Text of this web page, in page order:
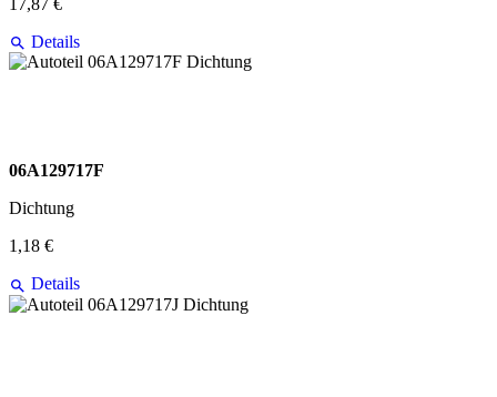
17,87 €
Details
06A129717F
Dichtung
1,18 €
Details